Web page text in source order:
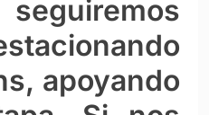
apoyando